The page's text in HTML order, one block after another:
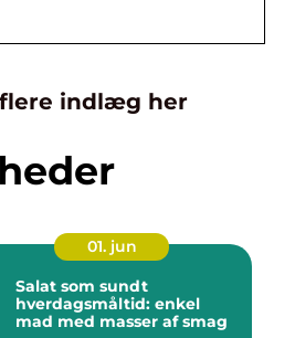
indlæg her
01. jun
Salat som sundt
hverdagsmåltid: enkel
mad med masser af smag